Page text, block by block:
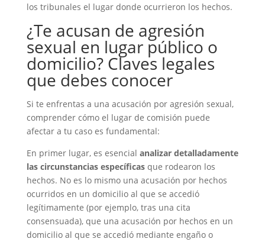
los tribunales el lugar donde ocurrieron los hechos.
¿Te acusan de agresión
sexual en lugar público o
domicilio? Claves legales
que debes conocer
Si te enfrentas a una acusación por agresión sexual,
comprender cómo el lugar de comisión puede
afectar a tu caso es fundamental:
En primer lugar, es esencial analizar detalladamente
las circunstancias específicasque rodearon los
hechos. No es lo mismo una acusación por hechos
ocurridos en un domicilio al que se accedió
legítimamente (por ejemplo, tras una cita
consensuada), que una acusación por hechos en un
domicilio al que se accedió mediante engaño o